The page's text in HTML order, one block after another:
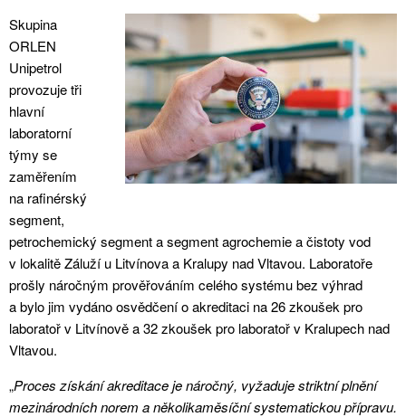
Skupina
ORLEN
Unipetrol
provozuje tři
hlavní
laboratorní
týmy se
zaměřením
na rafinérský
segment,
petrochemický segment a segment agrochemie a čistoty vod
v lokalitě Záluží u Litvínova a Kralupy nad Vltavou. Laboratoře
prošly náročným prověřováním celého systému bez výhrad
a bylo jim vydáno osvědčení o akreditaci na 26 zkoušek pro
laboratoř v Litvínově a 32 zkoušek pro laboratoř v Kralupech nad
Vltavou.
„Proces získání akreditace je náročný, vyžaduje striktní plnění
mezinárodních norem a několikaměsíční systematickou přípravu.